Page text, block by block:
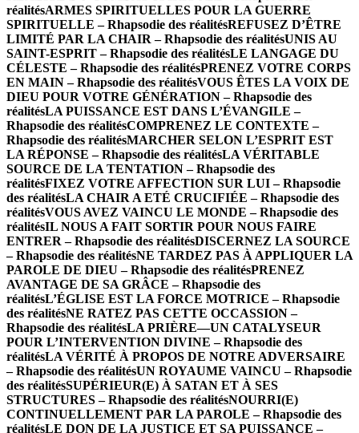
réalitésARMES SPIRITUELLES POUR LA GUERRE
SPIRITUELLE – Rhapsodie des réalitésREFUSEZ D’ÊTRE
LIMITÉ PAR LA CHAIR – Rhapsodie des réalitésUNIS AU
SAINT-ESPRIT – Rhapsodie des réalitésLE LANGAGE DU
CÉLESTE – Rhapsodie des réalitésPRENEZ VOTRE CORPS
EN MAIN – Rhapsodie des réalitésVOUS ÊTES LA VOIX DE
DIEU POUR VOTRE GÉNÉRATION – Rhapsodie des
réalitésLA PUISSANCE EST DANS L’ÉVANGILE –
Rhapsodie des réalitésCOMPRENEZ LE CONTEXTE –
Rhapsodie des réalitésMARCHER SELON L’ESPRIT EST
LA RÉPONSE – Rhapsodie des réalitésLA VÉRITABLE
SOURCE DE LA TENTATION – Rhapsodie des
réalitésFIXEZ VOTRE AFFECTION SUR LUI – Rhapsodie
des réalitésLA CHAIR A ETÉ CRUCIFIÉE – Rhapsodie des
réalitésVOUS AVEZ VAINCU LE MONDE – Rhapsodie des
réalitésIL NOUS A FAIT SORTIR POUR NOUS FAIRE
ENTRER – Rhapsodie des réalitésDISCERNEZ LA SOURCE
– Rhapsodie des réalitésNE TARDEZ PAS À APPLIQUER LA
PAROLE DE DIEU – Rhapsodie des réalitésPRENEZ
AVANTAGE DE SA GRÂCE – Rhapsodie des
réalitésL’ÉGLISE EST LA FORCE MOTRICE – Rhapsodie
des réalitésNE RATEZ PAS CETTE OCCASSION –
Rhapsodie des réalitésLA PRIÈRE—UN CATALYSEUR
POUR L’INTERVENTION DIVINE – Rhapsodie des
réalitésLA VÉRITÉ À PROPOS DE NOTRE ADVERSAIRE
– Rhapsodie des réalitésUN ROYAUME VAINCU – Rhapsodie
des réalitésSUPÉRIEUR(E) À SATAN ET À SES
STRUCTURES – Rhapsodie des réalitésNOURRI(E)
CONTINUELLEMENT PAR LA PAROLE – Rhapsodie des
réalitésLE DON DE LA JUSTICE ET SA PUISSANCE –